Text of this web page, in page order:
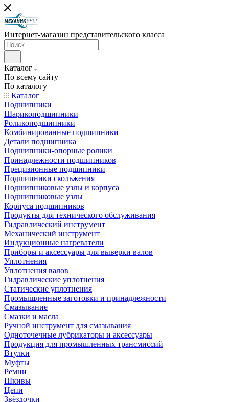
Интернет-магазин представительского класса
Каталог
По всему сайту
По каталогу
Каталог
Подшипники
Шарикоподшипники
Роликоподшипники
Комбинированные подшипники
Детали подшипника
Подшипники-опорные ролики
Принадлежности подшипников
Прецизионные подшипники
Подшипники скольжения
Подшипниковые узлы и корпуса
Подшипниковые узлы
Корпуса подшипников
Продукты для технического обслуживания
Гидравлический инструмент
Механический инструмент
Индукционные нагреватели
Приборы и аксессуары для выверки валов
Уплотнения
Уплотнения валов
Гидравлические уплотнения
Статические уплотнения
Промышленные заготовки и принадлежности
Смазывание
Смазки и масла
Ручной инструмент для смазывания
Одноточечные лубрикаторы и аксессуары
Продукция для промышленных трансмиссий
Втулки
Муфты
Ремни
Шкивы
Цепи
Звёздочки